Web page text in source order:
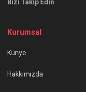
Bizi Takip Edin
Kurumsal
Künye
Hakkımızda